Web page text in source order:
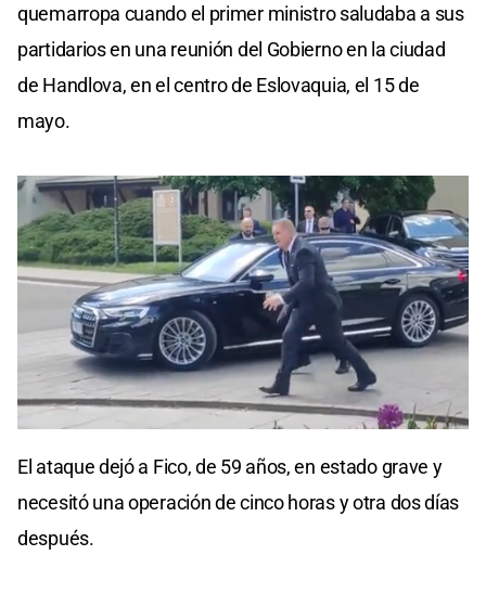
quemarropa cuando el primer ministro saludaba a sus
partidarios en una reunión del Gobierno en la ciudad
de Handlova, en el centro de Eslovaquia, el 15 de
mayo.
of
seconds
El ataque dejó a Fico, de 59 años, en estado grave y
necesitó una operación de cinco horas y otra dos días
después.